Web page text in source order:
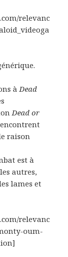
relevanc
àDead
Dead or
raison
est à
autres,
lames et
relevanc
oum-